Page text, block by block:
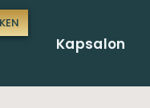
Kapsalon